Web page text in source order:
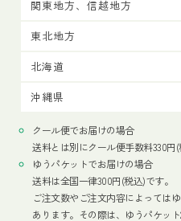
関東地方、信越地方
東北地方
北海道
沖縄県
クール便でお届けの場合
送料とは別にクール便手数料330円(
ゆうパケットでお届けの場合
送料は全国一律300円(税込)です。
ご注文数やご注文内容によっては
あります。その際は、ゆうパケッ